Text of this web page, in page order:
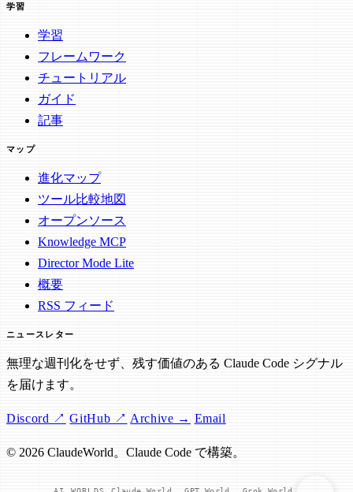
学習
学習
フレームワーク
チュートリアル
ガイド
記事
マップ
進化マップ
ツール比較地図
オープンソース
Knowledge MCP
Director Mode Lite
概要
RSS フィード
ニュースレター
無理な週刊化をせず、残す価値のある Claude Code シグナル
を届けます。
Discord ↗ GitHub ↗ Archive → Email
© 2026 ClaudeWorld。Claude Code で構築。
AI WORLDS Claude World GPT World Grok World